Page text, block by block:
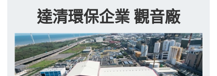
達清環保企業 觀音廠